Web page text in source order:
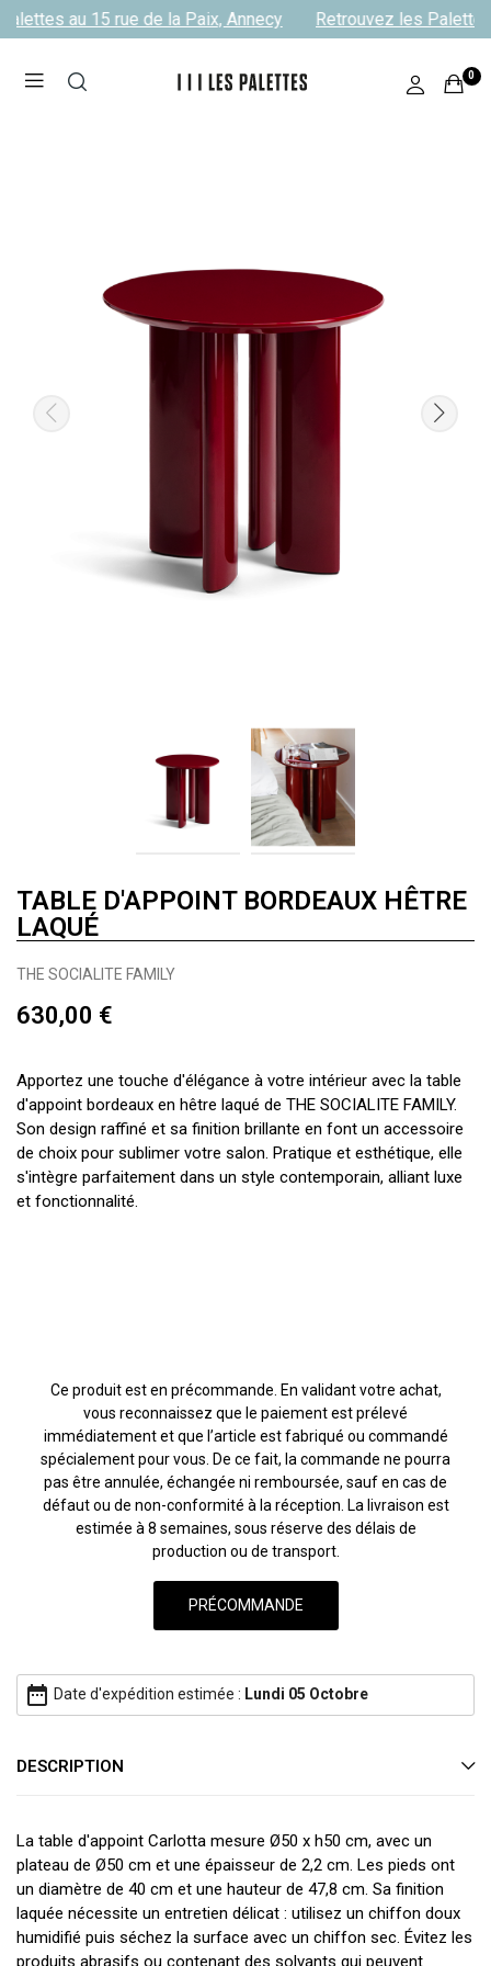
au 15 rue de la Paix, Annecy Retrouvez les
0
TABLE D'APPOINT BORDEAUX HÊTRE
LAQUÉ
THE SOCIALITE FAMILY
630,00 €
Apportez une touche d'élégance à votre intérieur avec la table
d'appoint bordeaux en hêtre laqué de THE SOCIALITE FAMILY.
Son design raffiné et sa finition brillante en font un accessoire
de choix pour sublimer votre salon. Pratique et esthétique, elle
s'intègre parfaitement dans un style contemporain, alliant luxe
et fonctionnalité.
Ce produit est en précommande. En validant votre achat,
vous reconnaissez que le paiement est prélevé
immédiatement et que l’article est fabriqué ou commandé
spécialement pour vous. De ce fait, la commande ne pourra
pas être annulée, échangée ni remboursée, sauf en cas de
défaut ou de non-conformité à la réception. La livraison est
estimée à 8 semaines, sous réserve des délais de
production ou de transport.
date_range Date d'expédition estimée : Lundi 05 Octobre
DESCRIPTION
La table d'appoint Carlotta mesure Ø50 x h50 cm, avec un
plateau de Ø50 cm et une épaisseur de 2,2 cm. Les pieds ont
un diamètre de 40 cm et une hauteur de 47,8 cm. Sa finition
laquée nécessite un entretien délicat : utilisez un chiffon doux
humidifié puis séchez la surface avec un chiffon sec. Évitez les
produits abrasifs ou contenant des solvants qui peuvent